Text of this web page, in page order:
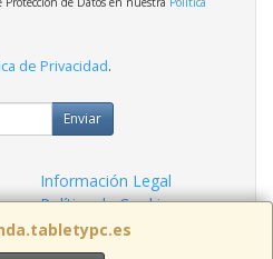
de Privacidad.
Enviar
Información Legal
Política de Cookies
Formas de Pago